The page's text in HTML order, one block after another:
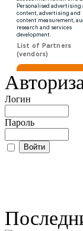
Логин
Пароль